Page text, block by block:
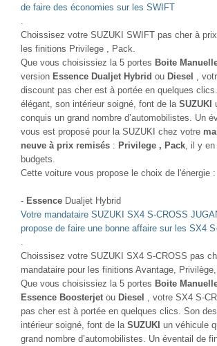
de faire des économies sur les SWIFT
Choissisez votre SUZUKI SWIFT pas cher à
les finitions Privilege , Pack.
Que vous choisissiez la 5 portes Boite
version Essence Dualjet Hybrid ou Diesel
,
discount pas cher est à portée en quelques
élégant, son intérieur soigné, font de la SUZUKI
conquis un grand nombre d’automobilistes. Un
vous est proposé pour la SUZUKI chez votre
neuve à prix remisés : Privilege , Pack , il y
budgets.
Cette voiture vous propose le choix de l'énergie :
- Essence Dualjet Hybrid
Votre mandataire SUZUKI SX4 S-CROSS
propose de faire une bonne affaire sur les SX4
Choissisez votre SUZUKI SX4 S-CROSS pas
mandataire pour les finitions Avantage, Privilège,
Que vous choisissiez la 5 portes Boite
Essence Boosterjet ou Diesel
, votre SX4 S-
pas cher est à portée en quelques clics. Son
intérieur soigné, font de la SUZUKI un véhicule
grand nombre d’automobilistes. Un éventail de